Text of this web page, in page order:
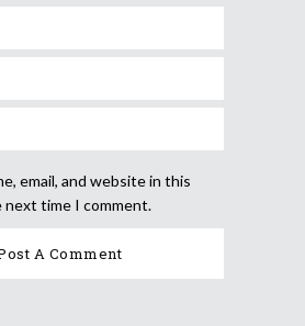
email, and website in this
time I comment.